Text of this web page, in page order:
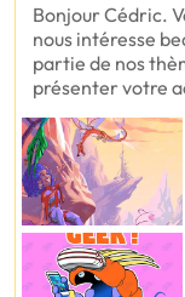
Bonjour Cédric.
nous intéresse
partie de nos
présenter votre